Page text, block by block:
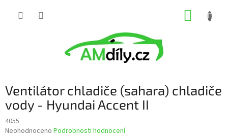
Ventilátor chladiče (sahara) chladiče
vody - Hyundai Accent II
4055
Průměrné
Neohodnoceno Podrobnosti hodnocení